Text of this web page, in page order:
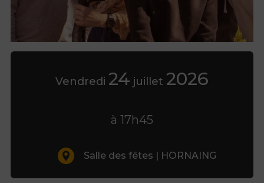
Vendredi 24 juillet 2026
à 17h45
Salle des fêtes | HORNAING